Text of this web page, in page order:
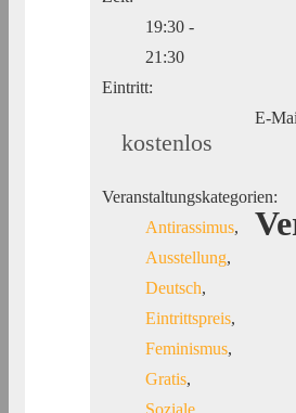
19:30 -
21:30
Eintritt:
kostenlos
Veranstaltungskategorien:
Antirassimus,
Ausstellung,
Deutsch,
Eintrittspreis,
Feminismus,
Gratis,
E-